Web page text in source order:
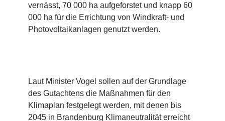
vernässt, 70 000 ha aufgeforstet und knapp 60
000 ha für die Errichtung von Windkraft- und
Photovoltaikanlagen genutzt werden.
Laut Minister Vogel sollen auf der Grundlage
des Gutachtens die Maßnahmen für den
Klimaplan festgelegt werden, mit denen bis
2045 in Brandenburg Klimaneutralität erreicht